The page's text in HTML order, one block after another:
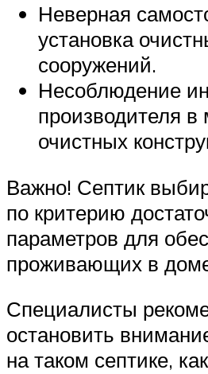
Неверная
установка
сооружений.
Несоблюдение
производителя в
очистных
Важно! Септик
по критерию
параметров для
проживающих в
Специалисты
остановить
на таком септике,